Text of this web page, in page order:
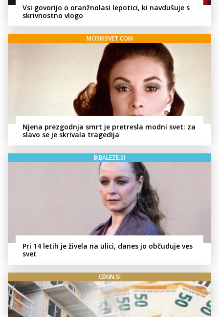
Vsi govorijo o oranžnolasi lepotici, ki navdušuje s
skrivnostno vlogo
MOSKISVET.COM
Njena prezgodnja smrt je pretresla modni svet: za
slavo se je skrivala tragedija
BIBALEZE.SI
Pri 14 letih je živela na ulici, danes jo občuduje ves
svet
CEKIN.SI